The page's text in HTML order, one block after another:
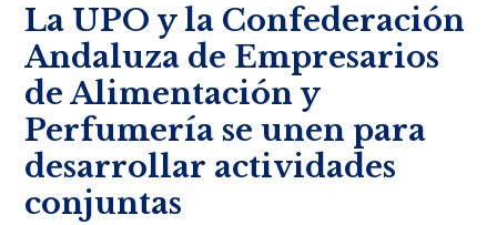
La UPO y la Confederación
Andaluza de Empresarios
de Alimentación y
Perfumería se unen para
desarrollar actividades
conjuntas